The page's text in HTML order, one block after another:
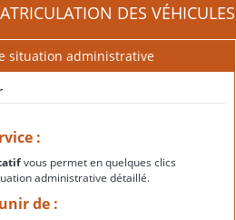
DES VÉHICULES
situation administrative
:
vous permet en quelques clics
administrative détaillé.
de :